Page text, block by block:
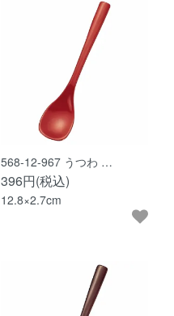
568-12-967 うつわ …
396円(税込)
12.8×2.7cm